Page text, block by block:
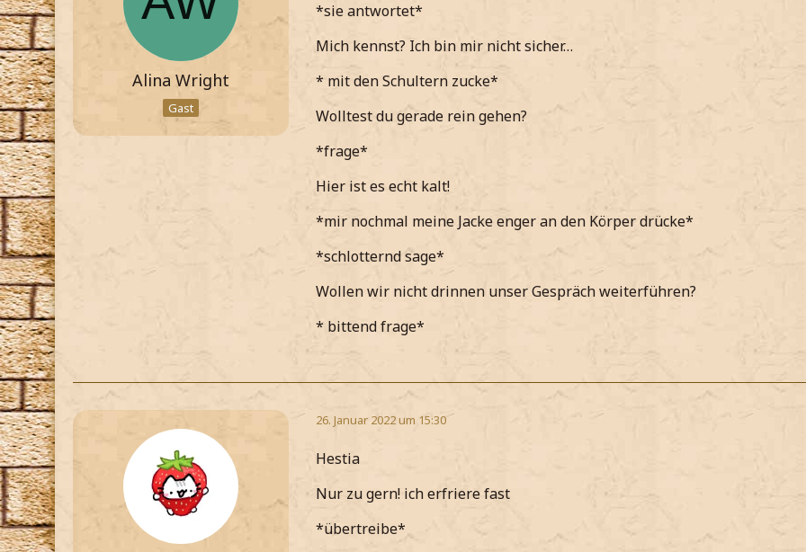
Alina Wright
Gast
*sie antwortet*
Mich kennst? Ich bin mir nicht sicher…
* mit den Schultern zucke*
Wolltest du gerade rein gehen?
*frage*
Hier ist es echt kalt!
*mir nochmal meine Jacke enger an den Körper drücke*
*schlotternd sage*
Wollen wir nicht drinnen unser Gespräch weiterführen?
* bittend frage*
26. Januar 2022 um 15:30
Hestia
Nur zu gern! ich erfriere fast
*übertreibe*